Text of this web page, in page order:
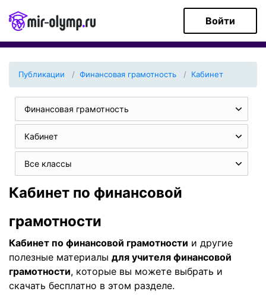
Войти
Публикации Финансовая грамотность Кабинет
Финансовая грамотность
Кабинет
Все классы
Кабинет по финансовой
грамотности
Кабинет по финансовой грамотности и другие
полезные материалы для учителя финансовой
грамотности, которые вы можете выбрать и
скачать бесплатно в этом разделе.